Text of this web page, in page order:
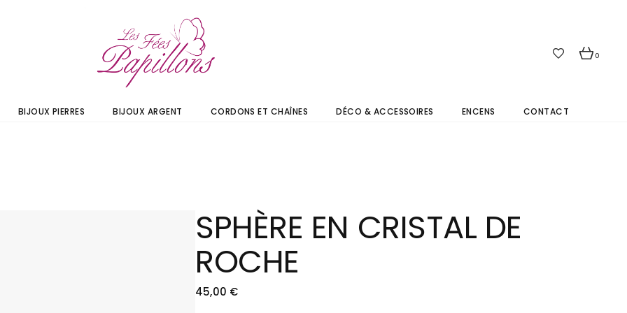
0
BIJOUX PIERRES BIJOUX ARGENT CORDONS ET CHAÎNES DÉCO & ACCESSOIRES ENCENS CONTACT
SPHÈRE EN CRISTAL DE
ROCHE
45,00 €